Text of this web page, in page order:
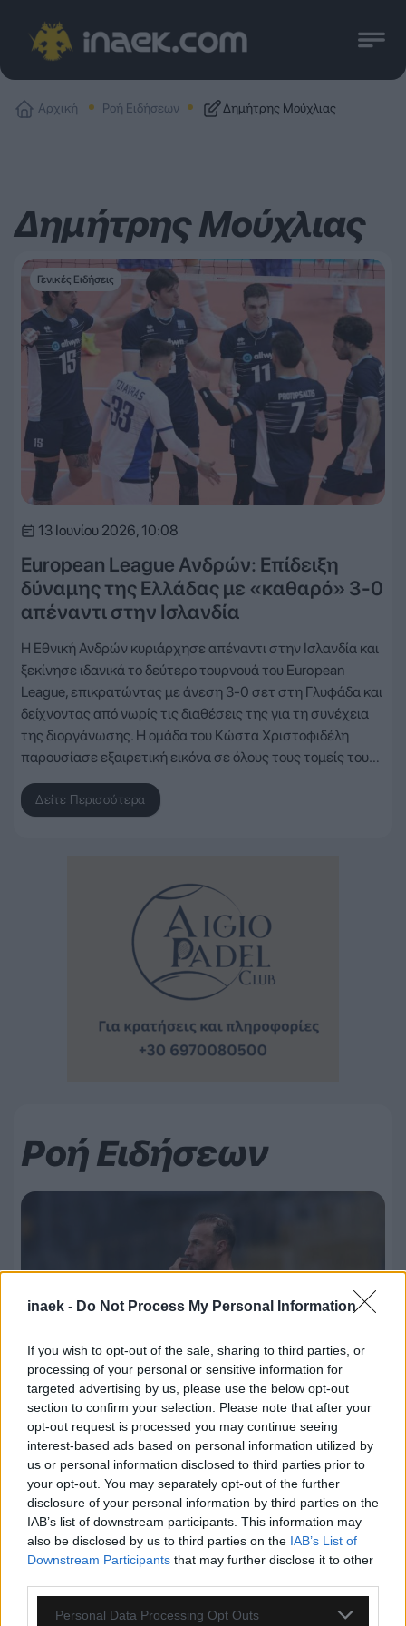
inaek - Do Not Process My Personal Information
If you wish to opt-out of the sale, sharing to third parties, or
processing of your personal or sensitive information for
targeted advertising by us, please use the below opt-out
section to confirm your selection. Please note that after your
opt-out request is processed you may continue seeing
interest-based ads based on personal information utilized by
us or personal information disclosed to third parties prior to
your opt-out. You may separately opt-out of the further
disclosure of your personal information by third parties on the
IAB’s list of downstream participants. This information may
also be disclosed by us to third parties on the IAB’s List of
Downstream Participants that may further disclose it to other
Please note that this website/app uses one or more Google
Personal Data Processing Opt Outs
Αρχική Ροή Ειδήσεων Δημήτρης Μούχλιας
Δημήτρης Μούχλιας
Γενικές Ειδήσεις
13 Ιουνίου 2026, 10:08
European League Ανδρών: Επίδειξη
δύναμης της Ελλάδας με «καθαρό» 3-0
απέναντι στην Ισλανδία
Η Εθνική Ανδρών κυριάρχησε απέναντι στην Ισλανδία και
ξεκίνησε ιδανικά το δεύτερο τουρνουά του European
League, επικρατώντας με άνεση 3-0 σετ στη Γλυφάδα και
δείχνοντας από νωρίς τις διαθέσεις της για τη συνέχεια
της διοργάνωσης. Η ομάδα του Κώστα Χριστοφιδέλη
παρουσίασε εξαιρετική εικόνα σε όλους τους τομείς του…
Δείτε Περισσότερα
Ροή Ειδήσεων
08.08.2026, 22:45
Μόρας: «Εύχομαι τα καλύτερα στην ΑΕΚ, χτίζουμε
μια ολοκαίνουργια ομάδα από την αρχή»